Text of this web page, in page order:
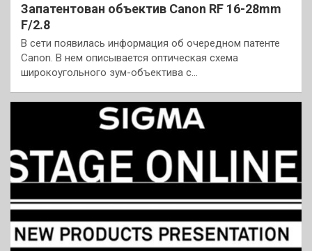
Запатентован объектив Canon RF 16-28mm
F/2.8
В сети появилась информация об очередном патенте
Canon. В нем описывается оптическая схема
широкоугольного зум-объектива с…